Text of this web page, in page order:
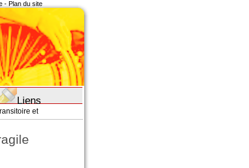
- Plan du site
Liens
et